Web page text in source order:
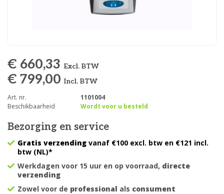
€ 660,33 Excl. BTW
€ 799,00 Incl. BTW
Art. nr.
1101004
Beschikbaarheid
Wordt voor u besteld
Bezorging en service
Gratis verzending vanaf €100 excl. btw en €121 incl.
btw (NL)*
Werkdagen voor 15 uur en op voorraad, directe
verzending
Zowel voor de professional als consument